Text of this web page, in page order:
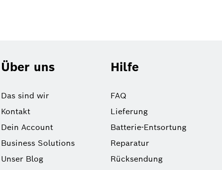
Über uns
Das sind wir
Kontakt
Dein Account
Business Solutions
Unser Blog
Hilfe
FAQ
Lieferung
Batterie-Entsortung
Reparatur
Rücksendung